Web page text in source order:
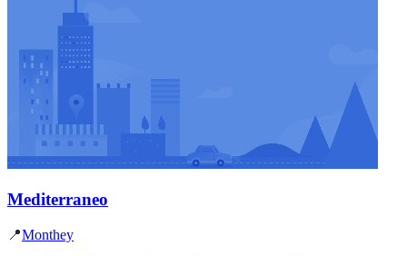
Mediterraneo
📍Monthey